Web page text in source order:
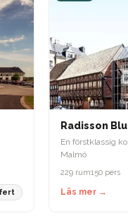
Radisson
En förstklassig
Malmö
229 rum150 pers
Läs mer →